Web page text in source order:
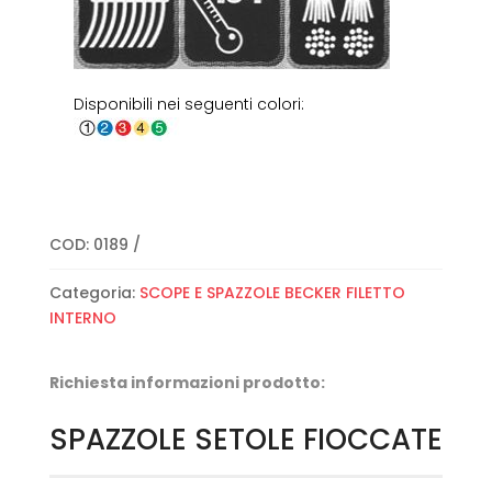
Disponibili nei seguenti colori:
COD: 0189
Categoria: SCOPE E SPAZZOLE BECKER FILETTO
INTERNO
Richiesta informazioni prodotto:
SPAZZOLE SETOLE FIOCCATE